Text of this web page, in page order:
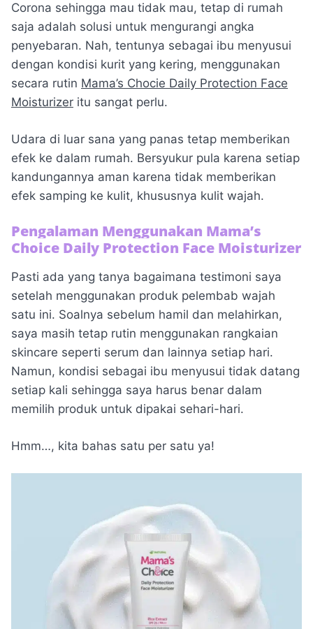
Corona sehingga mau tidak mau, tetap di rumah
saja adalah solusi untuk mengurangi angka
penyebaran. Nah, tentunya sebagai ibu menyusui
dengan kondisi kurit yang kering, menggunakan
secara rutin Mama’s Chocie Daily Protection Face
Moisturizer itu sangat perlu.
Udara di luar sana yang panas tetap memberikan
efek ke dalam rumah. Bersyukur pula karena setiap
kandungannya aman karena tidak memberikan
efek samping ke kulit, khususnya kulit wajah.
Pengalaman Menggunakan Mama’s
Choice Daily Protection Face Moisturizer
Pasti ada yang tanya bagaimana testimoni saya
setelah menggunakan produk pelembab wajah
satu ini. Soalnya sebelum hamil dan melahirkan,
saya masih tetap rutin menggunakan rangkaian
skincare seperti serum dan lainnya setiap hari.
Namun, kondisi sebagai ibu menyusui tidak datang
setiap kali sehingga saya harus benar dalam
memilih produk untuk dipakai sehari-hari.
Hmm…, kita bahas satu per satu ya!